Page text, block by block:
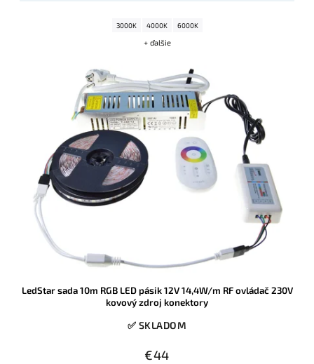
3000K 4000K 6000K
+ ďalšie
LedStar sada 10m RGB LED pásik 12V 14,4W/m RF ovládač 230V
kovový zdroj konektory
✅ SKLADOM
€44